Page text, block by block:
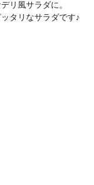
リ風サラダに。
タリなサラダです♪